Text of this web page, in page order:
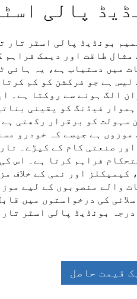
پالی
بونڈیڈ پالی اسٹر تار
میں دستیاب ہے، یہ ہائی
لیس ہے جو فرکشن کو کم
الگ ہونے سے روکتا ہے۔
فیڈنگ کو یقینی
سہولت کو برقرار رکھتی
موزوں ہے جیسے کہ خودرو
اور صنعتی کام کے کپڑے۔
فراہم کرتا ہے۔ اس
کیمیکلز اور نمی کے خلاف
والے منصوبوں کے لیے
کی درخواستوں میں
بونڈیڈ پالی اسٹر تار
قیمت حاصل